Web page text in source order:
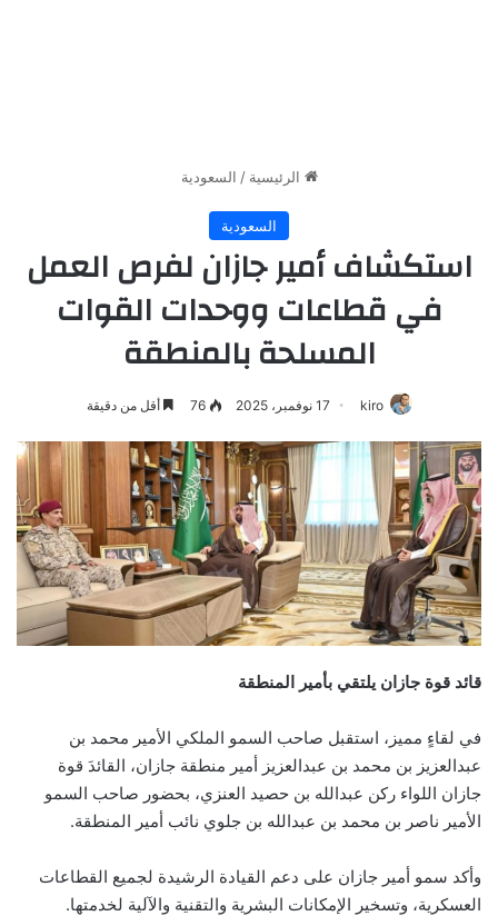
الرئيسية / السعودية
السعودية
استكشاف أمير جازان لفرص العمل
في قطاعات ووحدات القوات
المسلحة بالمنطقة
kiro 17 نوفمبر، 2025 76 أقل من دقيقة
قائد قوة جازان يلتقي بأمير المنطقة
في لقاءٍ مميز، استقبل صاحب السمو الملكي الأمير محمد بن
عبدالعزيز بن محمد بن عبدالعزيز أمير منطقة جازان، القائدَ قوة
جازان اللواء ركن عبدالله بن حصيد العنزي، بحضور صاحب السمو
الأمير ناصر بن محمد بن عبدالله بن جلوي نائب أمير المنطقة.
وأكد سمو أمير جازان على دعم القيادة الرشيدة لجميع القطاعات
العسكرية، وتسخير الإمكانات البشرية والتقنية والآلية لخدمتها.